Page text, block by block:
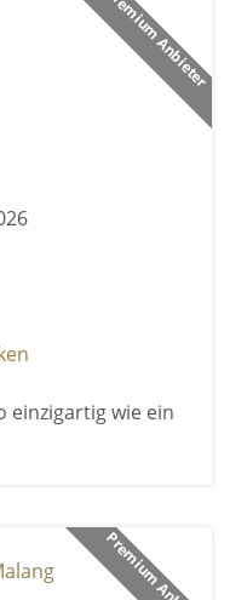
Premium Anbieter
einzigartig wie ein